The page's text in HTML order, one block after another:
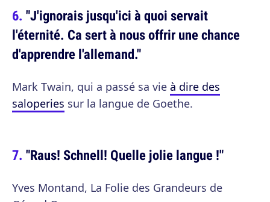
"J'ignorais jusqu'ici à quoi servait
l'éternité. Ca sert à nous offrir une chance
d'apprendre l'allemand."
Mark Twain, qui a passé sa vie à dire des
saloperies sur la langue de Goethe.
"Raus! Schnell! Quelle jolie langue !"
Yves Montand, La Folie des Grandeurs de